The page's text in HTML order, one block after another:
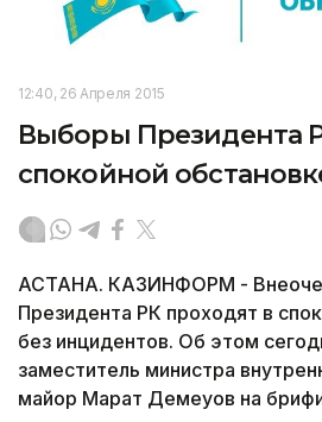
12:40, 26 Апреля 2015
Выборы Президента
спокойной
АСТАНА. КАЗИНФОРМ -
Президента РК проходят в
без инцидентов. Об этом
заместитель министра
майор Марат Демеуов на